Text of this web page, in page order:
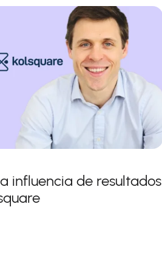
influencia de resultados